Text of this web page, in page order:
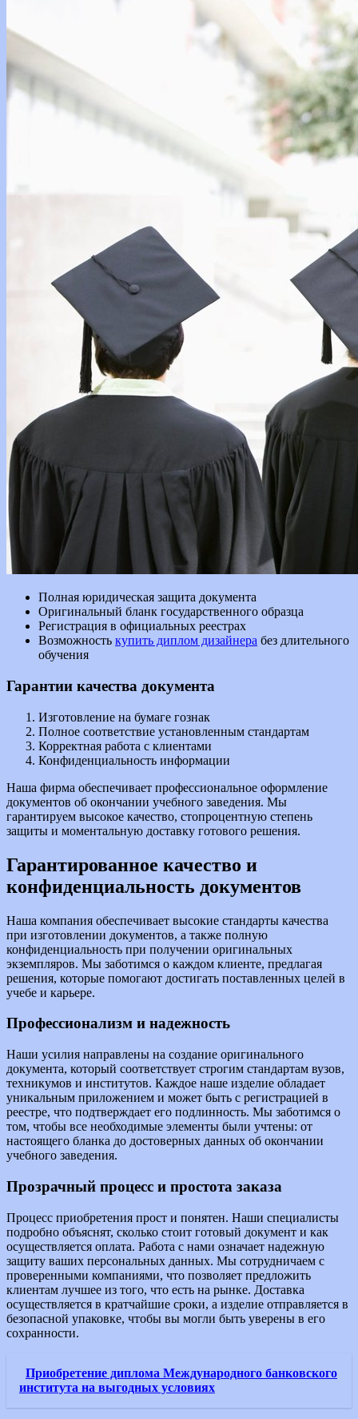
Полная юридическая защита документа
Оригинальный бланк государственного образца
Регистрация в официальных реестрах
Возможность купить диплом дизайнера без длительного
обучения
Гарантии качества документа
Изготовление на бумаге гознак
Полное соответствие установленным стандартам
Корректная работа с клиентами
Конфиденциальность информации
Наша фирма обеспечивает профессиональное оформление
документов об окончании учебного заведения. Мы
гарантируем высокое качество, стопроцентную степень
защиты и моментальную доставку готового решения.
Гарантированное качество и
конфиденциальность документов
Наша компания обеспечивает высокие стандарты качества
при изготовлении документов, а также полную
конфиденциальность при получении оригинальных
экземпляров. Мы заботимся о каждом клиенте, предлагая
решения, которые помогают достигать поставленных целей в
учебе и карьере.
Профессионализм и надежность
Наши усилия направлены на создание оригинального
документа, который соответствует строгим стандартам вузов,
техникумов и институтов. Каждое наше изделие обладает
уникальным приложением и может быть с регистрацией в
реестре, что подтверждает его подлинность. Мы заботимся о
том, чтобы все необходимые элементы были учтены: от
настоящего бланка до достоверных данных об окончании
учебного заведения.
Прозрачный процесс и простота заказа
Процесс приобретения прост и понятен. Наши специалисты
подробно объяснят, сколько стоит готовый документ и как
осуществляется оплата. Работа с нами означает надежную
защиту ваших персональных данных. Мы сотрудничаем с
проверенными компаниями, что позволяет предложить
клиентам лучшее из того, что есть на рынке. Доставка
осуществляется в кратчайшие сроки, а изделие отправляется в
безопасной упаковке, чтобы вы могли быть уверены в его
сохранности.
Приобретение диплома Международного банковского
института на выгодных условиях